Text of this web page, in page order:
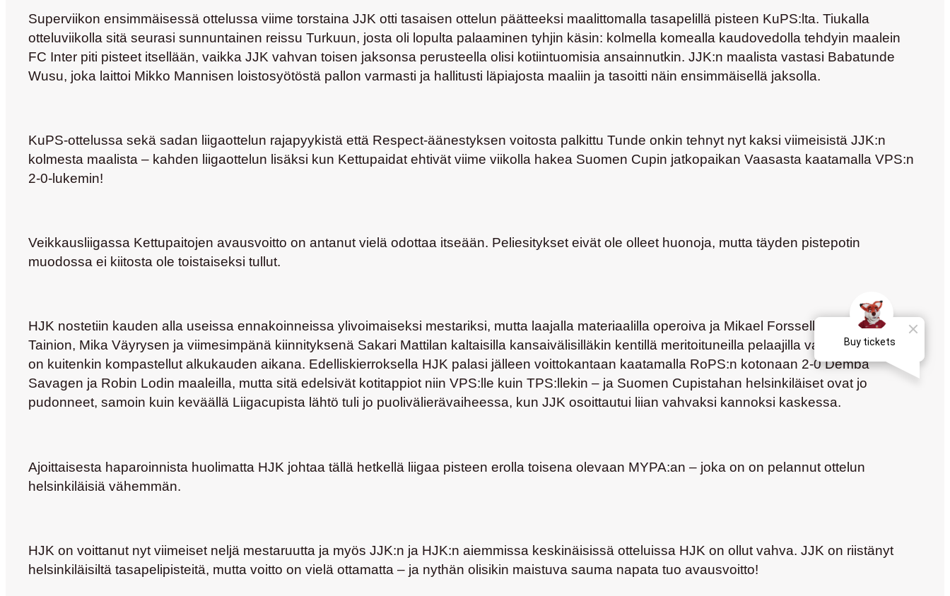
Superviikon ensimmäisessä ottelussa viime torstaina JJK otti tasaisen ottelun päätteeksi maalittomalla tasapelillä pisteen KuPS:lta. Tiukalla
otteluviikolla sitä seurasi sunnuntainen reissu Turkuun, josta oli lopulta palaaminen tyhjin käsin: kolmella komealla kaudovedolla tehdyin maalein
FC Inter piti pisteet itsellään, vaikka JJK vahvan toisen jaksonsa perusteella olisi kotiintuomisia ansainnutkin. JJK:n maalista vastasi Babatunde
Wusu, joka laittoi Mikko Mannisen loistosyötöstä pallon varmasti ja hallitusti läpiajosta maaliin ja tasoitti näin ensimmäisellä jaksolla.
KuPS-ottelussa sekä sadan liigaottelun rajapyykistä että Respect-äänestyksen voitosta palkittu Tunde onkin tehnyt nyt kaksi viimeisistä JJK:n
kolmesta maalista – kahden liigaottelun lisäksi kun Kettupaidat ehtivät viime viikolla hakea Suomen Cupin jatkopaikan Vaasasta kaatamalla VPS:n
2-0-lukemin!
Veikkausliigassa Kettupaitojen avausvoitto on antanut vielä odottaa itseään. Peliesitykset eivät ole olleet huonoja, mutta täyden pistepotin
muodossa ei kiitosta ole toistaiseksi tullut.
HJK nostetiin kauden alla useissa ennakoinneissa ylivoimaiseksi mestariksi, mutta laajalla materiaalilla operoiva ja Mikael Forssellin
Teemu
Tainion, Mika Väyrysen ja viimesimpänä kiinnityksenä Sakari Mattilan kaltaisilla kansaivälisilläkin kentillä meritoituneilla pelaajilla vahvistettu Klubikin
on kuitenkin kompastellut alkukauden aikana. Edelliskierroksella HJK palasi jälleen voittokantaan kaatamalla RoPS:n kotonaan 2-0Demba
Savagen ja Robin Lodin maaleilla, mutta sitä edelsivät kotitappiot niin VPS:lle kuin TPS:llekin – ja Suomen Cupistahan helsinkiläiset ovat jo
pudonneet, samoin kuin keväällä Liigacupista lähtö tuli jo puolivälierävaiheessa, kun JJK osoittautui liian vahvaksi kannoksi kaskessa.
Ajoittaisesta haparoinnista huolimatta HJK johtaa tällä hetkellä liigaa pisteen erolla toisena olevaan MYPA:an – joka on on pelannut ottelun
helsinkiläisiä vähemmän.
HJK on voittanut nyt viimeiset neljä mestaruutta ja myös JJK:n ja HJK:n aiemmissa keskinäisissä otteluissa HJK on ollut vahva. JJK on riistänyt
helsinkiläisiltä tasapelipisteitä, mutta voitto on vielä ottamatta – ja nythän olisikin maistuva sauma napata tuo avausvoitto!